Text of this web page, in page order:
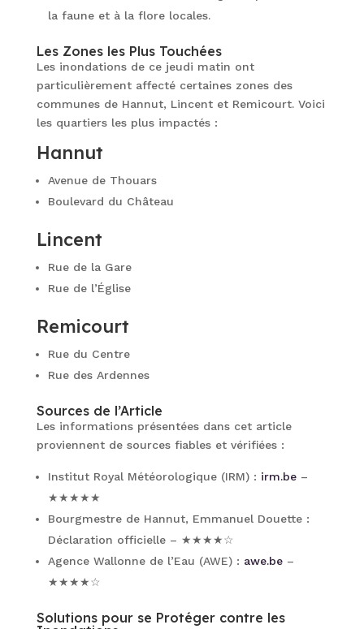
la faune et à la flore locales.
Les Zones les Plus Touchées
Les inondations de ce jeudi matin ont
particulièrement affecté certaines zones des
communes de Hannut, Lincent et Remicourt. Voici
les quartiers les plus impactés :
Hannut
Avenue de Thouars
Boulevard du Château
Lincent
Rue de la Gare
Rue de l’Église
Remicourt
Rue du Centre
Rue des Ardennes
Sources de l’Article
Les informations présentées dans cet article
proviennent de sources fiables et vérifiées :
Institut Royal Météorologique (IRM) : irm.be–
★★★★★
Bourgmestre de Hannut, Emmanuel Douette :
Déclaration officielle – ★★★★☆
Agence Wallonne de l’Eau (AWE) : awe.be–
★★★★☆
Solutions pour se Protéger contre les